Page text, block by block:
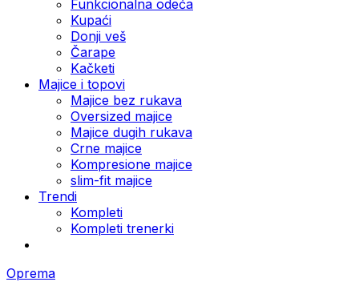
Funkcionalna odeća
Kupaći
Donji veš
Čarape
Kačketi
Majice i topovi
Majice bez rukava
Oversized majice
Majice dugih rukava
Crne majice
Kompresione majice
slim-fit majice
Trendi
Kompleti
Kompleti trenerki
Oprema